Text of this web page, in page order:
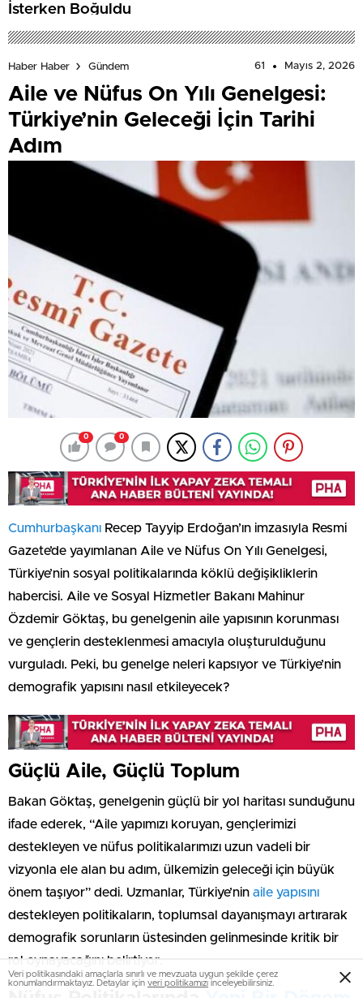
İsterken Boğuldu
Haber Haber Gündem 61 Mayıs 2, 2026
Aile ve Nüfus On Yılı Genelgesi:
Türkiye’nin Geleceği İçin Tarihi
Adım
0 0
Cumhurbaşkanı Recep Tayyip Erdoğan’ın imzasıyla Resmi
Gazete’de yayımlanan Aile ve Nüfus On Yılı Genelgesi,
Türkiye’nin sosyal politikalarında köklü değişikliklerin
habercisi. Aile ve Sosyal Hizmetler Bakanı Mahinur
Özdemir Göktaş, bu genelgenin aile yapısının korunması
ve gençlerin desteklenmesi amacıyla oluşturulduğunu
vurguladı. Peki, bu genelge neleri kapsıyor ve Türkiye’nin
demografik yapısını nasıl etkileyecek?
Güçlü Aile, Güçlü Toplum
Bakan Göktaş, genelgenin güçlü bir yol haritası sunduğunu
ifade ederek, “Aile yapımızı koruyan, gençlerimizi
destekleyen ve nüfus politikalarımızı uzun vadeli bir
vizyonla ele alan bu adım, ülkemizin geleceği için büyük
önem taşıyor” dedi. Uzmanlar, Türkiye’nin aile yapısını
destekleyen politikaların, toplumsal dayanışmayı artırarak
demografik sorunların üstesinden gelinmesinde kritik bir
rol oynayacağını belirtiyor.
Veri politikasındaki amaçlarla sınırlı ve mevzuata uygun şekilde çerez
konumlandırmaktayız. Detaylar için veri politikamızı inceleyebilirsiniz.